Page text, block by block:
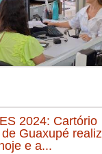
2024: Cartório
Guaxupé
e a...